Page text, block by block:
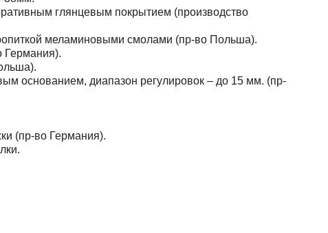
глянцевым покрытием (производство
меламиновыми смолами (пр-во Польша).
Германия).
основанием, диапазон регулировок – до 15 мм. (пр-
(пр-во Германия).